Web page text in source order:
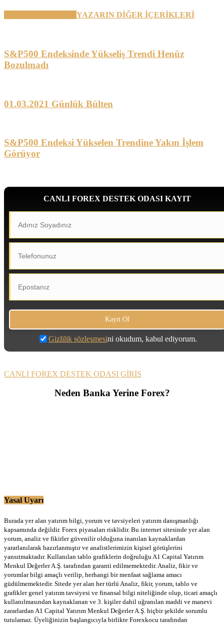
YAZARIN DİĞER İÇERİKLERİ
S&P500 Endeksinde Yükseliş Trendi Henüz
Bozulmadı
01.03.2021 Günlük Bülten
S&P500 Endeksi Yükselen Trendine Yakın İşlem
Görüyor
CANLI FOREX DESTEK ODASI KAYIT
Gizlilik sözleşmesini okudum, kabul ediyorum.
CANLI FOREX DESTEK ODASI GİRİŞ
Neden Banka Yerine Forex?
Yasal Uyarı
Burada yer alan yatırım bilgi, yorum ve tavsiyeleri yatırım danışmanlığı
kapsamında değildir. Forex piyasaları risklidir. Bu internet sitesinde yer alan
yorum, analiz ve fikirler güvenilir olduğuna inanılan kaynaklardan
yararlanılarak hazırlanmıştır ve analistlerimizin kişisel görüşlerini
yansıtmaktadır. Kullanılan tablo grafiklerin doğruluğu A1 Capital Yatırım
Menkul Değerler A.Ş. tarafından garanti edilmemektedir. Analiz, fikir ve
yorumlar bilgi amaçlı verilip, herhangi bir menfaat sağlama amacı
güdülmemektedir. Sitede yer alan her türlü Analiz, fikir, yorum, tablo ve
grafikler genel yatırım tavsiyesi ve finansal bilgi niteliğinde olup, ticari amaçlı
kullanılmasından kaynaklanan ve 3. kişiler dahil uğranılan maddi ve manevi
zararlardan A1 Capital Yatırım Menkul Değerler A.Ş. hiçbir şekilde sorumlu
tutulamaz. Üyeliğinizin başlangıcıyla birlikte Forexkocu tarafından